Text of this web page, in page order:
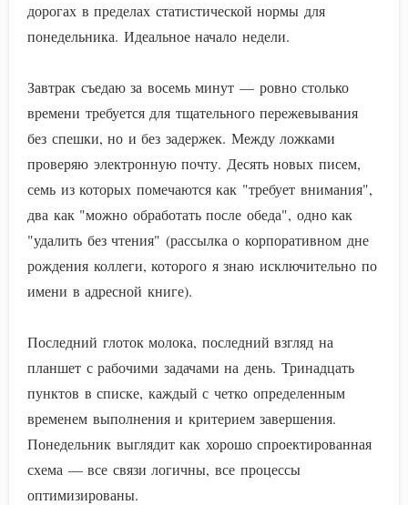
дорогах в пределах статистической нормы для
понедельника. Идеальное начало недели.
Завтрак съедаю за восемь минут — ровно столько
времени требуется для тщательного пережевывания
без спешки, но и без задержек. Между ложками
проверяю электронную почту. Десять новых писем,
семь из которых помечаются как "требует внимания",
два как "можно обработать после обеда", одно как
"удалить без чтения" (рассылка о корпоративном дне
рождения коллеги, которого я знаю исключительно по
имени в адресной книге).
Последний глоток молока, последний взгляд на
планшет с рабочими задачами на день. Тринадцать
пунктов в списке, каждый с четко определенным
временем выполнения и критерием завершения.
Понедельник выглядит как хорошо спроектированная
схема — все связи логичны, все процессы
оптимизированы.